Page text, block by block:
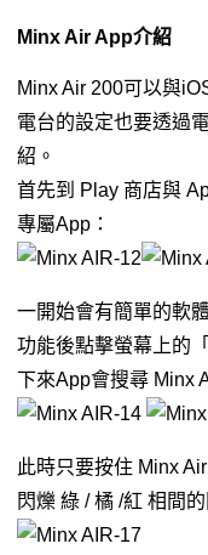
Minx Air App介紹
Minx Air 200可以與
電台的設定也要透過
紹。
首先到 Play 商店與
專屬App：
一開始會有簡單的軟
功能後點擊螢幕上的
下來App會搜尋 Minx
此時只要按住 Minx
閃爍 綠 / 橘 /紅 相間